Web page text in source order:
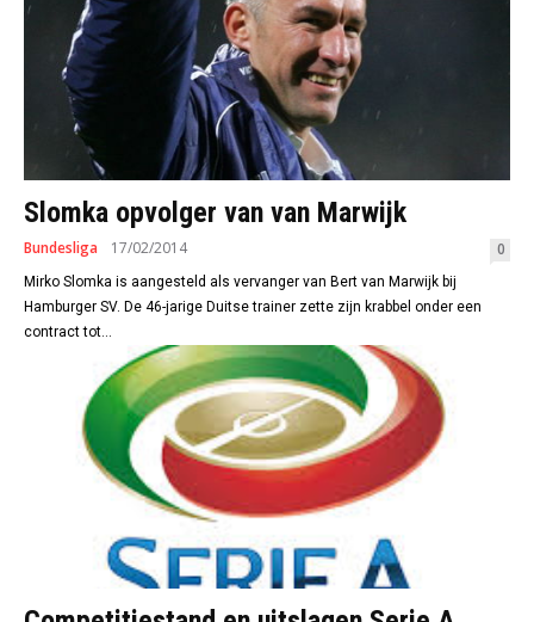
Slomka opvolger van van Marwijk
Bundesliga 17/02/2014 0
Mirko Slomka is aangesteld als vervanger van Bert van Marwijk bij
Hamburger SV. De 46-jarige Duitse trainer zette zijn krabbel onder een
contract tot...